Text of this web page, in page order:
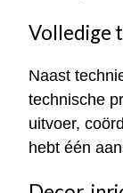
Volledige
Naast
technische
uitvoer,
hebt één